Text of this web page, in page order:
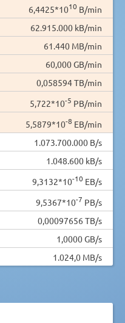
6,4425*1010 B/min
62.915.000 kB/min
61.440 MB/min
60,000 GB/min
0,058594 TB/min
5,722*10-5 PB/min
5,5879*10-8 EB/min
1.073.700.000 B/s
1.048.600 kB/s
9,3132*10-10 EB/s
9,5367*10-7 PB/s
0,00097656 TB/s
1,0000 GB/s
1.024,0 MB/s